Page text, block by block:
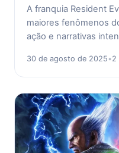
A franquia Resident
maiores fenômenos
ação e narrativas
30 de agosto de 2025•2